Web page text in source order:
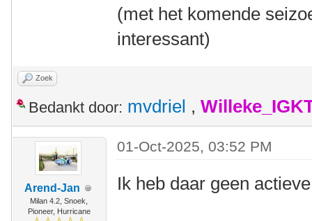
(met het komende
interessant)
Zoek
Bedankt door: mvdriel ,
Arend-Jan
Milan 4.2, Snoek,
Pioneer, Hurricane
01-Oct-2025, 03:52 PM
Ik heb daar geen